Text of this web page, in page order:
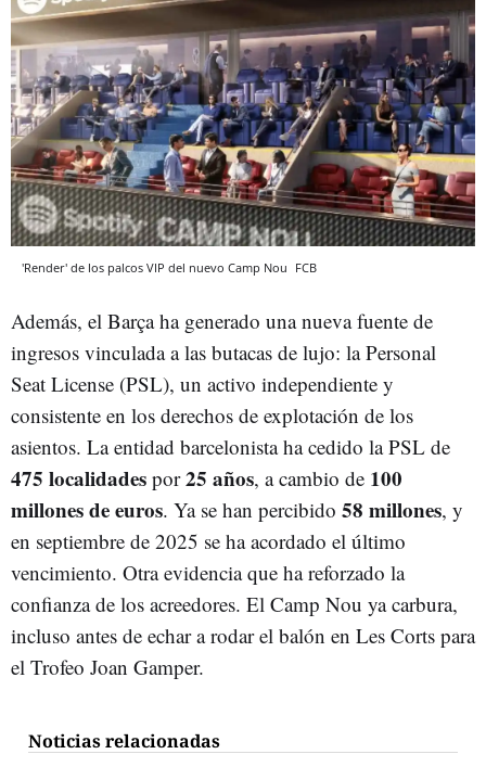
'Render' de los palcos VIP del nuevo Camp Nou FCB
Además, el Barça ha generado una nueva fuente de
ingresos vinculada a las butacas de lujo: la Personal
Seat License (PSL), un activo independiente y
consistente en los derechos de explotación de los
asientos. La entidad barcelonista ha cedido la PSL de
475 localidades por25 años, a cambio de 100
millones de euros. Ya se han percibido 58 millones, y
en septiembre de 2025 se ha acordado el último
vencimiento. Otra evidencia que ha reforzado la
confianza de los acreedores. El Camp Nou ya carbura,
incluso antes de echar a rodar el balón en Les Corts para
el Trofeo Joan Gamper.
Noticias relacionadas